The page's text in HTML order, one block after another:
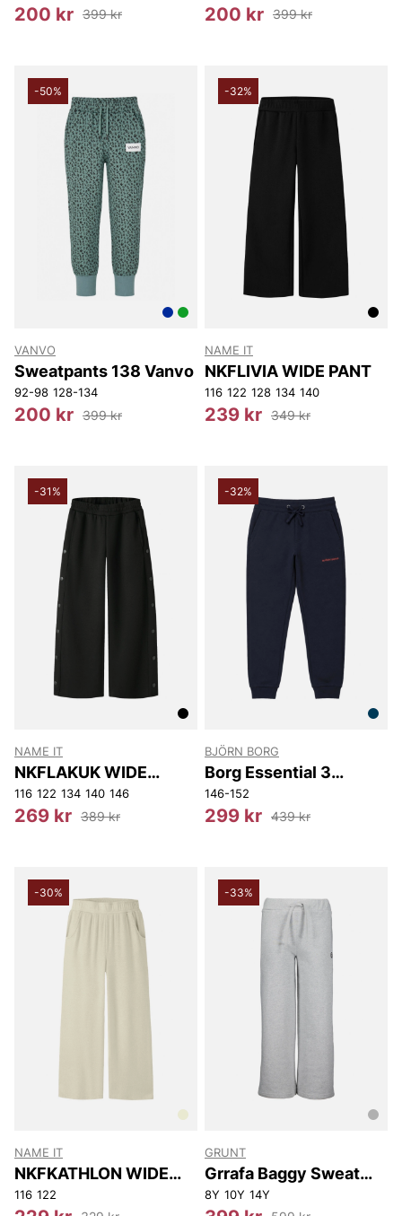
200 kr 399 kr 200 kr 399 kr
-50%
VANVO
Sweatpants 138 Vanvo
92-98 128-134
200 kr 399 kr
-32%
NAME IT
NKFLIVIA WIDE PANT
116 122 128 134 140
239 kr 349 kr
-31%
NAME IT
NKFLAKUK WIDE
SWEAT PANT UNB
116 122 134 140 146
269 kr 389 kr
-32%
BJÖRN BORG
Borg Essential 3
Sweatpants
146-152
299 kr 439 kr
-30%
NAME IT
NKFKATHLON WIDE
PANT
116 122
-33%
GRUNT
Grrafa Baggy Sweat
Pants
8Y 10Y 14Y